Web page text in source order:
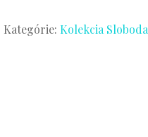
Kategórie: Kolekcia Sloboda